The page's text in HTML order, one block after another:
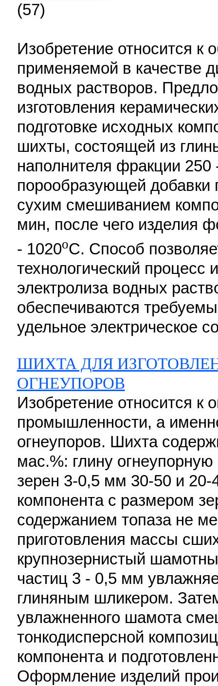
(57)
Изобретение относится к
применяемой в качестве
водных растворов.
изготовления
подготовке исходных
шихты, состоящей из
наполнителя фракции
порообразующей добавки
сухим смешиванием
мин, после чего изделия
- 1020oС. Способ
технологический процесс
электролиза водных
обеспечиваются
удельное электрическое
ШИХТА ДЛЯ
ОГНЕУПОРОВ
Изобретение относится к
промышленности, а
огнеупоров. Шихта
мас.%: глину
зерен 3-0,5 мм 30-50 и 20-
компонента с размером
содержанием топаза не
приготовления массы
крупнозернистый
частиц 3 - 0,5 мм
глиняным шликером.
увлажненного шамота
тонкодисперсной
компонента и
Оформление изделий